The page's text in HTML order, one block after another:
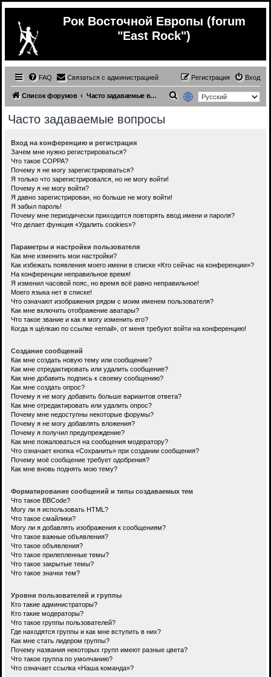
Рок Восточной Европы (forum
"East Rock")
FAQ Связаться с администрацией Вход
Регистрация
Список форумов Часто задаваемые вопросы
Часто задаваемые вопросы
Вход на конференцию и регистрация
Зачем мне нужно регистрироваться?
Что такое COPPA?
Почему я не могу зарегистрироваться?
Я только что зарегистрировался, но не могу войти!
Почему я не могу войти?
Я давно зарегистрирован, но больше не могу войти!
Я забыл пароль!
Почему мне периодически приходится повторять ввод имени и пароля?
Что делает функция «Удалить cookies»?
Параметры и настройки пользователя
Как мне изменить мои настройки?
Как избежать появления моего имени в списке «Кто сейчас на конференции»?
На конференции неправильное время!
Я изменил часовой пояс, но время всё равно неправильное!
Моего языка нет в списке!
Что означают изображения рядом с моим именем пользователя?
Как мне включить отображение аватары?
Что такое звание и как я могу изменить его?
Когда я щёлкаю по ссылке «email», от меня требуют войти на конференцию!
Создание сообщений
Как мне создать новую тему или сообщение?
Как мне отредактировать или удалить сообщение?
Как мне добавить подпись к своему сообщению?
Как мне создать опрос?
Почему я не могу добавить больше вариантов ответа?
Как мне отредактировать или удалить опрос?
Почему мне недоступны некоторые форумы?
Почему я не могу добавлять вложения?
Почему я получил предупреждение?
Как мне пожаловаться на сообщения модератору?
Что означает кнопка «Сохранить» при создании сообщения?
Почему моё сообщение требует одобрения?
Как мне вновь поднять мою тему?
Форматирование сообщений и типы создаваемых тем
Что такое BBCode?
Могу ли я использовать HTML?
Что такое смайлики?
Могу ли я добавлять изображения к сообщениям?
Что такое важные объявления?
Что такое объявления?
Что такое прилепленные темы?
Что такое закрытые темы?
Что такое значки тем?
Уровни пользователей и группы
Кто такие администраторы?
Кто такие модераторы?
Что такое группы пользователей?
Где находятся группы и как мне вступить в них?
Как мне стать лидером группы?
Почему названия некоторых групп имеют разные цвета?
Что такое группа по умолчанию?
Что означает ссылка «Наша команда»?